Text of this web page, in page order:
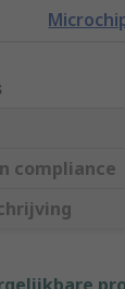
compliance